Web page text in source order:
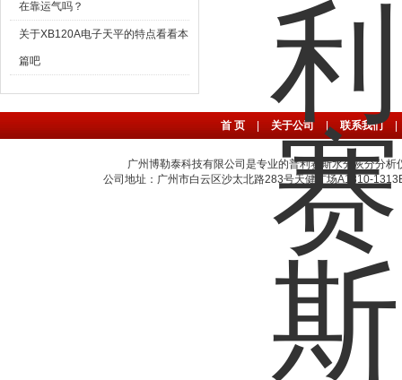
在靠运气吗？
关于XB120A电子天平的特点看看本
篇吧
首 页 关于公司 | 联系我们
广州博勒泰科技有限公司是专业的普利赛斯水分灰分分
公司地址：广州市白云区沙太北路283号天健广场A1310-